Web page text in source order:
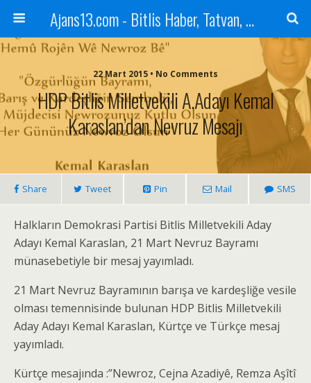
Ajans13.com - Bitlis Haber, Tatvan, Ahlat, Adilcevaz, Mutki, Hizan, Güroymak, Gazete, Ajans, 13, Haber
22 Mart 2015 • No Comments
HDP Bitlis Milletvekili A.Adayı Kemal
Karaslan’dan Nevruz Mesajı
Share Tweet Pin Mail SMS
Halkların Demokrasi Partisi Bitlis Milletvekili Aday
Adayı Kemal Karaslan, 21 Mart Nevruz Bayramı
münasebetiyle bir mesaj yayımladı.
21 Mart Nevruz Bayramının barışa ve kardeşliğe vesile
olması temennisinde bulunan HDP Bitlis Milletvekili
Aday Adayı Kemal Karaslan, Kürtçe ve Türkçe mesaj
yayımladı.
Kürtçe mesajında :”Newroz, Cejna Azadiyê, Remza Aşîtî